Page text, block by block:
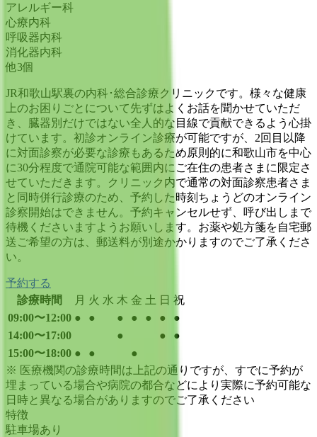
アレルギー科
心療内科
呼吸器内科
消化器内科
他3個
JR和歌山駅裏の内科･総合診療クリニックです。様々な健康
上のお困りごとについて先ずはよくお話を聞かせていただ
き、臓器別だけではない全人的な目線で貢献できるよう心掛
けています。初診オンライン診療が可能ですが、2回目以降
に対面診察が必要な診療もあるため原則的に和歌山市を中心
に30分程度で通院可能な範囲内にご在住の患者さまに限定さ
せていただきます。クリニック内で通常の対面診察患者さま
と同時併行診療のため、予約した時刻ちょうどのオンライン
診察開始はできません。予約キャンセルせず、呼び出しまで
待機くださいますようお願いします。お薬や処方箋を自宅郵
送ご希望の方は、郵送料が別途かかりますのでご了承くださ
い。
予約する
診療時間
月 火 水 木 金 土 日 祝
09:00〜12:00 ● ● ● ● ● ●
●
14:00〜17:00
● ●
●
15:00〜18:00 ● ●
●
※ 医療機関の診療時間は上記の通りですが、すでに予約が
埋まっている場合や病院の都合などにより実際に予約可能な
日時と異なる場合がありますのでご了承ください
特徴
駐車場あり